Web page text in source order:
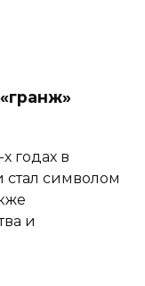
годах в
стал символом
и